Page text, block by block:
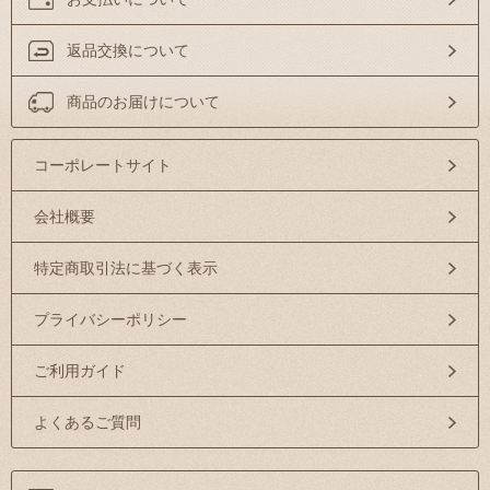
返品交換について
商品のお届けについて
コーポレートサイト
会社概要
特定商取引法に基づく表示
プライバシーポリシー
ご利用ガイド
よくあるご質問